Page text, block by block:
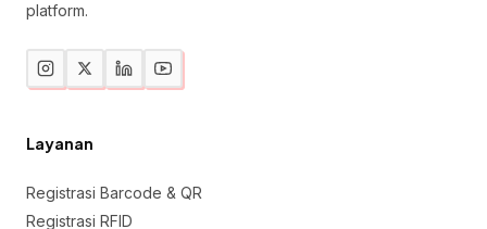
platform.
Layanan
Registrasi Barcode & QR
Registrasi RFID